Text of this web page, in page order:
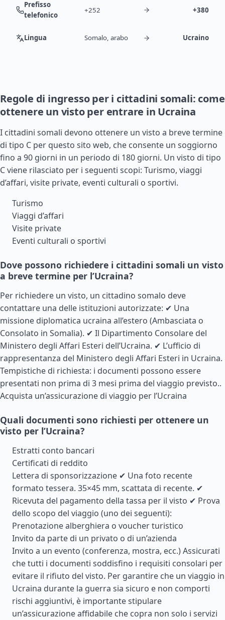
Prefisso
telefonico
+252 +380
Lingua Somalo, arabo Ucraino
Regole di ingresso per i cittadini somali: come
ottenere un visto per entrare in Ucraina
I cittadini somali devono ottenere un visto a breve termine
di tipo C per questo sito web, che consente un soggiorno
fino a 90 giorni in un periodo di 180 giorni. Un visto di tipo
C viene rilasciato per i seguenti scopi: Turismo, viaggi
d’affari, visite private, eventi culturali o sportivi.
Turismo
Viaggi d’affari
Visite private
Eventi culturali o sportivi
Dove possono richiedere i cittadini somali un visto
a breve termine per l’Ucraina?
Per richiedere un visto, un cittadino somalo deve
contattare una delle istituzioni autorizzate: ✔ Una
missione diplomatica ucraina all’estero (Ambasciata o
Consolato in Somalia). ✔ Il Dipartimento Consolare del
Ministero degli Affari Esteri dell’Ucraina. ✔ L’ufficio di
rappresentanza del Ministero degli Affari Esteri in Ucraina.
Tempistiche di richiesta: i documenti possono essere
presentati non prima di 3 mesi prima del viaggio previsto..
Acquista un’assicurazione di viaggio per l’Ucraina
Quali documenti sono richiesti per ottenere un
visto per l’Ucraina?
Estratti conto bancari
Certificati di reddito
Lettera di sponsorizzazione ✔ Una foto recente
formato tessera. 35×45 mm, scattata di recente. ✔
Ricevuta del pagamento della tassa per il visto ✔ Prova
dello scopo del viaggio (uno dei seguenti):
Prenotazione alberghiera o voucher turistico
Invito da parte di un privato o di un’azienda
Invito a un evento (conferenza, mostra, ecc.) Assicurati
che tutti i documenti soddisfino i requisiti consolari per
evitare il rifiuto del visto. Per garantire che un viaggio in
Ucraina durante la guerra sia sicuro e non comporti
rischi aggiuntivi, è importante stipulare
un’assicurazione affidabile che copra non solo i servizi